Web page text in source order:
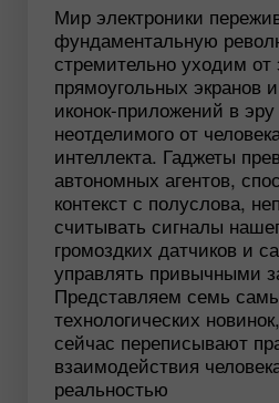
Мир электроники
фундаментальную
стремительно уходим от
прямоугольных экранов
иконок-приложений в
неотделимого от
интеллекта. Гаджеты
автономных агентов,
контекст с полуслова,
считывать сигналы
громоздких датчиков и
управлять привычными
Представляем семь
технологических
сейчас переписывают
взаимодействия
реальностью